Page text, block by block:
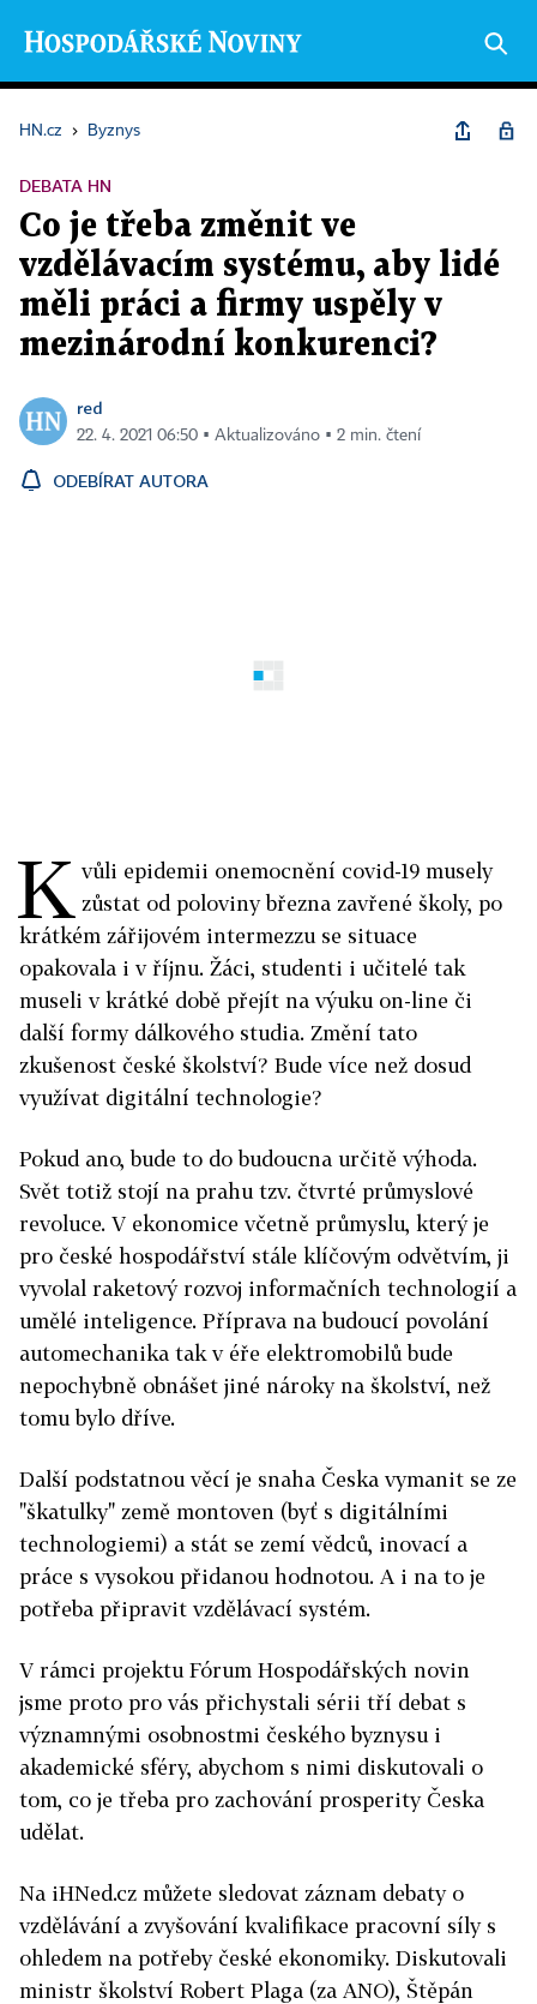
HN.cz › Byznys
DEBATA HN
Co je třeba změnit ve
vzdělávacím systému, aby lidé
měli práci a firmy uspěly v
mezinárodní konkurenci?
red
22. 4. 2021 06:50 ▪ Aktualizováno ▪ 2 min. čtení
ODEBÍRAT AUTORA
K vůli epidemii onemocnění covid-19 musely
zůstat od poloviny března zavřené školy, po
krátkém zářijovém intermezzu se situace
opakovala i v říjnu. Žáci, studenti i učitelé tak
museli v krátké době přejít na výuku on-line či
další formy dálkového studia. Změní tato
zkušenost české školství? Bude více než dosud
využívat digitální technologie?
Pokud ano, bude to do budoucna určitě výhoda.
Svět totiž stojí na prahu tzv. čtvrté průmyslové
revoluce. V ekonomice včetně průmyslu, který je
pro české hospodářství stále klíčovým odvětvím, ji
vyvolal raketový rozvoj informačních technologií a
umělé inteligence. Příprava na budoucí povolání
automechanika tak v éře elektromobilů bude
nepochybně obnášet jiné nároky na školství, než
tomu bylo dříve.
Další podstatnou věcí je snaha Česka vymanit se ze
"škatulky" země montoven (byť s digitálními
technologiemi) a stát se zemí vědců, inovací a
práce s vysokou přidanou hodnotou. A i na to je
potřeba připravit vzdělávací systém.
V rámci projektu Fórum Hospodářských novin
jsme proto pro vás přichystali sérii tří debat s
významnými osobnostmi českého byznysu i
akademické sféry, abychom s nimi diskutovali o
tom, co je třeba pro zachování prosperity Česka
udělat.
Na iHNed.cz můžete sledovat záznam debaty o
vzdělávání a zvyšování kvalifikace pracovní síly s
ohledem na potřeby české ekonomiky. Diskutovali
ministr školství Robert Plaga (za ANO), Štěpán